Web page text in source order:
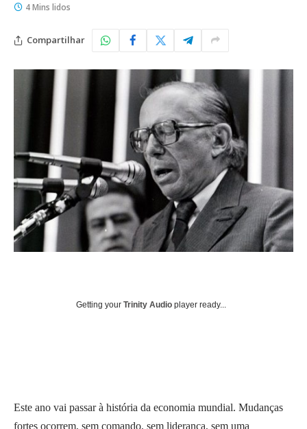
4 Mins lidos
Compartilhar
Getting your Trinity Audio player ready...
Este ano vai passar à história da economia mundial. Mudanças
fortes ocorrem, sem comando, sem liderança, sem uma